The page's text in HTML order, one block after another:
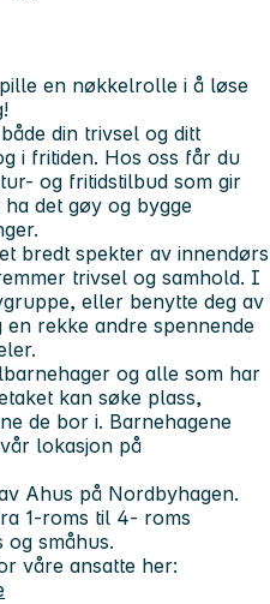
en nøkkelrolle i å løse
din trivsel og ditt
i fritiden. Hos oss får du
og fritidstilbud som gir
det gøy og bygge
bredt spekter av innendørs
trivsel og samhold. I
eller benytte deg av
rekke andre spennende
og alle som har
kan søke plass,
de bor i. Barnehagene
lokasjon på
Ahus på Nordbyhagen.
1-roms til 4- roms
småhus.
våre ansatte her: